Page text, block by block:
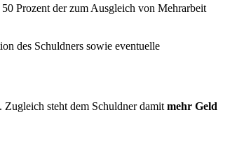
Prozent der zum Ausgleich von Mehrarbeit
des Schuldners sowie eventuelle
steht dem Schuldner damitmehr Geld